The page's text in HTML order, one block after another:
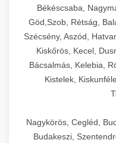
Békéscsaba,
Göd,Szob, Rétság,
Szécsény, Aszód,
Kiskőrös, Kecel,
Bácsalmás, Kelebia,
Kistelek,
Nagykörös, Cegléd,
Budakeszi,